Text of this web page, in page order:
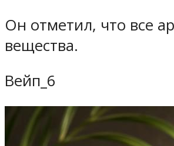
Он отметил, что все
вещества.
Вейп_6